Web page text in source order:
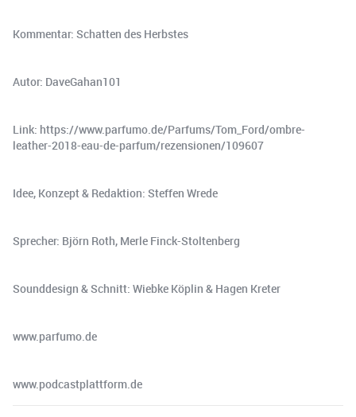
Kommentar: Schatten des Herbstes
Autor: DaveGahan101
Link: https://www.parfumo.de/Parfums/Tom_Ford/ombre-
leather-2018-eau-de-parfum/rezensionen/109607
Idee, Konzept & Redaktion: Steffen Wrede
Sprecher: Björn Roth, Merle Finck-Stoltenberg
Sounddesign & Schnitt: Wiebke Köplin & Hagen Kreter
www.parfumo.de
www.podcastplattform.de